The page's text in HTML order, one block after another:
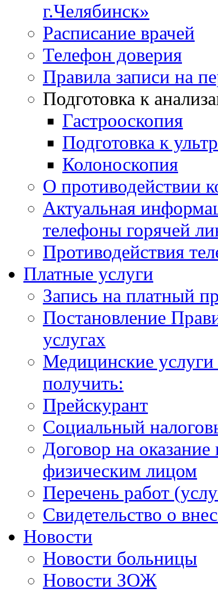
г.Челябинск»
Расписание врачей
Телефон доверия
Правила записи на
Подготовка к
Гастрооскопия
Подготовка к
Колоноскопия
О противодействии
Актуальная
телефоны горячей
Противодействия
Платные услуги
Запись на платный
Постановление
услугах
Медицинские
получить:
Прейскурант
Социальный
Договор на
физическим лицом
Перечень работ
Свидетельство о
Новости
Новости больницы
Новости ЗОЖ